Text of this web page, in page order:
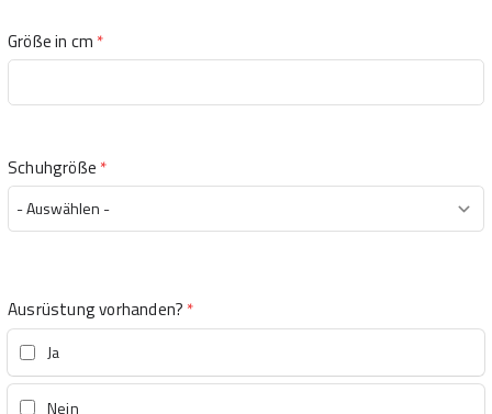
Größe in cm *
Schuhgröße *
Ausrüstung vorhanden? *
Ja
Nein